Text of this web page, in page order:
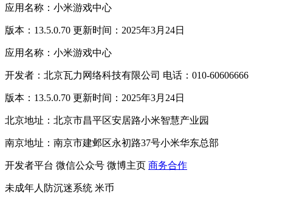
应用名称：小米游戏中心
版本：13.5.0.70 更新时间：2025年3月24日
应用名称：小米游戏中心
开发者：北京瓦力网络科技有限公司 电话：010-60606666
版本：13.5.0.70 更新时间：2025年3月24日
北京地址：北京市昌平区安居路小米智慧产业园
南京地址：南京市建邺区永初路37号小米华东总部
开发者平台 微信公众号 微博主页 商务合作
未成年人防沉迷系统 米币